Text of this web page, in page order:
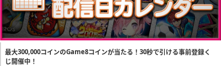
最大300,000コインのGame8コインが当たる！30秒で引ける事前登録く
じ開催中！